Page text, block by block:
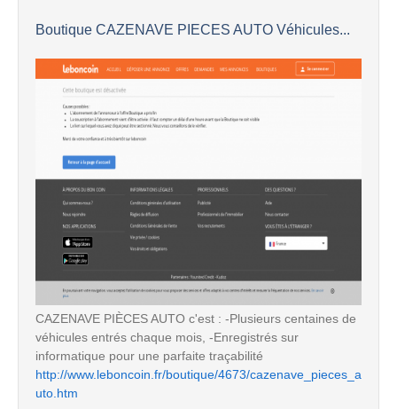
Boutique CAZENAVE PIECES AUTO Véhicules...
CAZENAVE PIÈCES AUTO c'est : -Plusieurs centaines de
véhicules entrés chaque mois, -Enregistrés sur
informatique pour une parfaite traçabilité
http://www.leboncoin.fr/boutique/4673/cazenave_pieces_a
uto.htm